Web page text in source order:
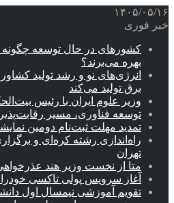
۱۴۰۵/۰۵/۱۶
خبر فوری
کشورهای در حال توسعه
بهره می‌برند؟
انرژی‌های نو و رشد تولید
برق تولید می‌کند
وزیر علوم ایران با رئیس
توسعه فناوری، مسیر
تمدید مهلت ثبت‌نام دومین نمایشگاه «فر
تهران
متا از نخست وزیر هند
آغاز سرویس پولی تاکسی
تقویم آموزشی نیمسال اول